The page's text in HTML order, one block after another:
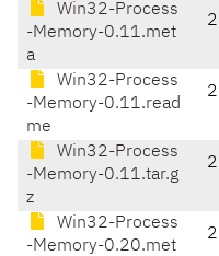
Win32-Process
-Memory-0.11.met
a
Win32-Process
-Memory-0.11.read
me
Win32-Process
-Memory-0.11.tar.g
z
Win32-Process
-Memory-0.20.met